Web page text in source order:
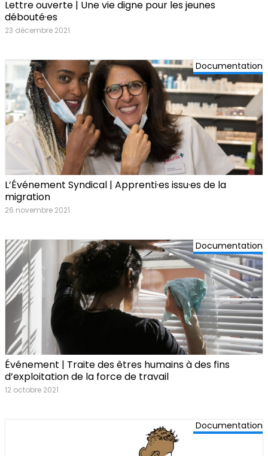
Lettre ouverte | Une vie digne pour les jeunes
débouté·es
23 décembre 2021
Documentation
L’Événement Syndical | Apprenti·es issu·es de la
migration
26 novembre 2021
Documentation
Événement | Traite des êtres humains à des fins
d’exploitation de la force de travail
12 octobre 2021
Documentation